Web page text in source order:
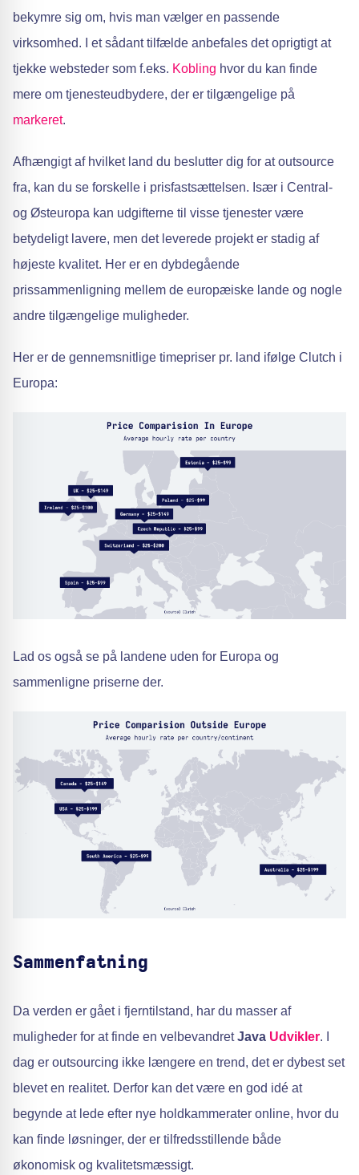
bekymre sig om, hvis man vælger en passende
virksomhed. I et sådant tilfælde anbefales det oprigtigt at
tjekke websteder som f.eks. Kobling hvor du kan finde
mere om tjenesteudbydere, der er tilgængelige på
markeret.
Afhængigt af hvilket land du beslutter dig for at outsource
fra, kan du se forskelle i prisfastsættelsen. Især i Central-
og Østeuropa kan udgifterne til visse tjenester være
betydeligt lavere, men det leverede projekt er stadig af
højeste kvalitet. Her er en dybdegående
prissammenligning mellem de europæiske lande og nogle
andre tilgængelige muligheder.
Her er de gennemsnitlige timepriser pr. land ifølge Clutch i
Europa:
Lad os også se på landene uden for Europa og
sammenligne priserne der.
Sammenfatning
Da verden er gået i fjerntilstand, har du masser af
muligheder for at finde en velbevandretJava Udvikler. I
dag er outsourcing ikke længere en trend, det er dybest set
blevet en realitet. Derfor kan det være en god idé at
begynde at lede efter nye holdkammerater online, hvor du
kan finde løsninger, der er tilfredsstillende både
økonomisk og kvalitetsmæssigt.